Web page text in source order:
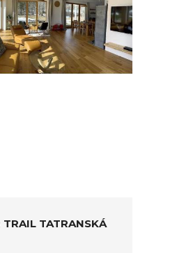
TRAIL TATRANSKÁ